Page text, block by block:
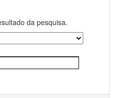
da pesquisa.